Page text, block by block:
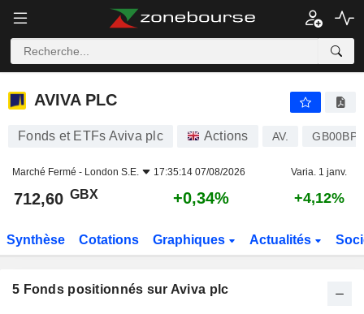
AVIVA PLC
AVIVA PLC
Fonds et ETFs Aviva plc Actions AV.
Marché Fermé - London S.E. 17:35:14 07/08/2026 Varia. 1 janv.
712,60 GBX +0,34% +4,12%
Synthèse Cotations Graphiques Actualités
5 Fonds positionnés sur Aviva plc